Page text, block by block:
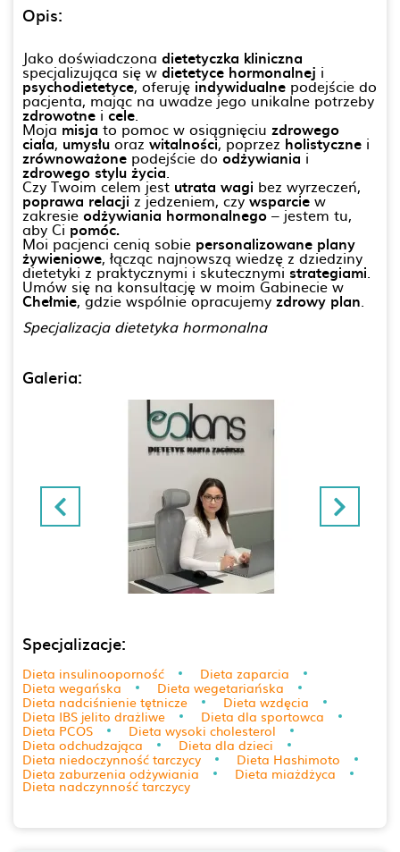
Opis:
Jako doświadczona dietetyczka kliniczna
specjalizująca się w dietetyce hormonalnej i
psychodietetyce, oferuję indywidualne podejście do
pacjenta, mając na uwadze jego unikalne potrzeby
zdrowotne i cele.
Moja misja to pomoc w osiągnięciu zdrowego
ciała, umysłu oraz witalności, poprzez holistyczne i
zrównoważone podejście doodżywiania i
zdrowego stylu życia.
Czy Twoim celem jest utrata wagi bez wyrzeczeń,
poprawa relacji z jedzeniem, czywsparcie w
zakresie odżywiania hormonalnego– jestem tu,
aby Ci pomóc.
Moi pacjenci cenią sobie personalizowane plany
żywieniowe, łącząc najnowszą wiedzę z dziedziny
dietetyki z praktycznymi i skutecznymi strategiami.
Umów się na konsultację w moim Gabinecie w
Chełmie, gdzie wspólnie opracujemy zdrowy plan.
Specjalizacja dietetyka hormonalna
Galeria:
Specjalizacje:
Dieta insulinooporność
Dieta zaparcia
Dieta wegańska
Dieta wegetariańska
Dieta nadciśnienie tętnicze
Dieta wzdęcia
Dieta IBS jelito drażliwe
Dieta dla sportowca
Dieta PCOS
Dieta wysoki cholesterol
Dieta odchudzająca
Dieta dla dzieci
Dieta niedoczynność tarczycy
Dieta Hashimoto
Dieta zaburzenia odżywiania
Dieta miażdżyca
Dieta nadczynność tarczycy